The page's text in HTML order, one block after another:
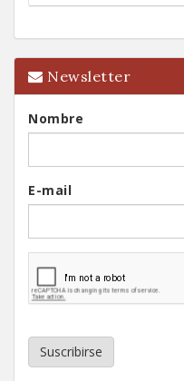
Newsletter
Nombre
E-mail
Suscribirse